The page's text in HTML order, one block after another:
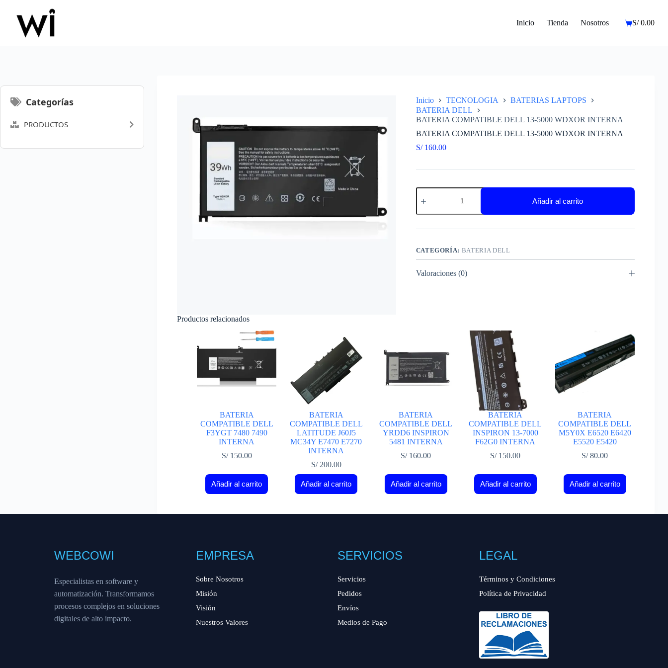
contenido
Inicio Tienda Nosotros
Carro
S/0.00
Inicio TECNOLOGIA
BATERIAS LAPTOPS
BATERIA DELL
BATERIA COMPATIBLE DELL 13-5000 WDXOR INTERNA
BATERIA COMPATIBLE DELL 13-5000 WDXOR INTERNA
S/160.00
BATERIA
COMPATIBLE
13-
cantidad
Añadir al carrito
CATEGORÍA: BATERIA DELL
Valoraciones (0)
Productos relacionados
BATERIA
COMPATIBLE DELL
F3YGT 7480 7490
INTERNA
S/150.00
Añadir al carrito
BATERIA
COMPATIBLE DELL
LATITUDE J60J5
MC34Y E7470 E7270
INTERNA
S/200.00
Añadir al carrito
BATERIA
COMPATIBLE DELL
YRDD6 INSPIRON
5481 INTERNA
S/160.00
Añadir al carrito
BATERIA
COMPATIBLE DELL
INSPIRON 13-7000
F62G0 INTERNA
S/150.00
Añadir al carrito
BATERIA
COMPATIBLE DELL
M5Y0X E6520 E6420
E5520 E5420
S/80.00
Añadir al carrito
Categorías
PRODUCTOS
WEBCOWI
Especialistas en software y
automatización. Transformamos
procesos complejos en soluciones
digitales de alto impacto.
EMPRESA
Sobre Nosotros
Misión
Visión
Nuestros Valores
SERVICIOS
Servicios
Pedidos
Envíos
Medios de Pago
LEGAL
Términos y Condiciones
Política de Privacidad